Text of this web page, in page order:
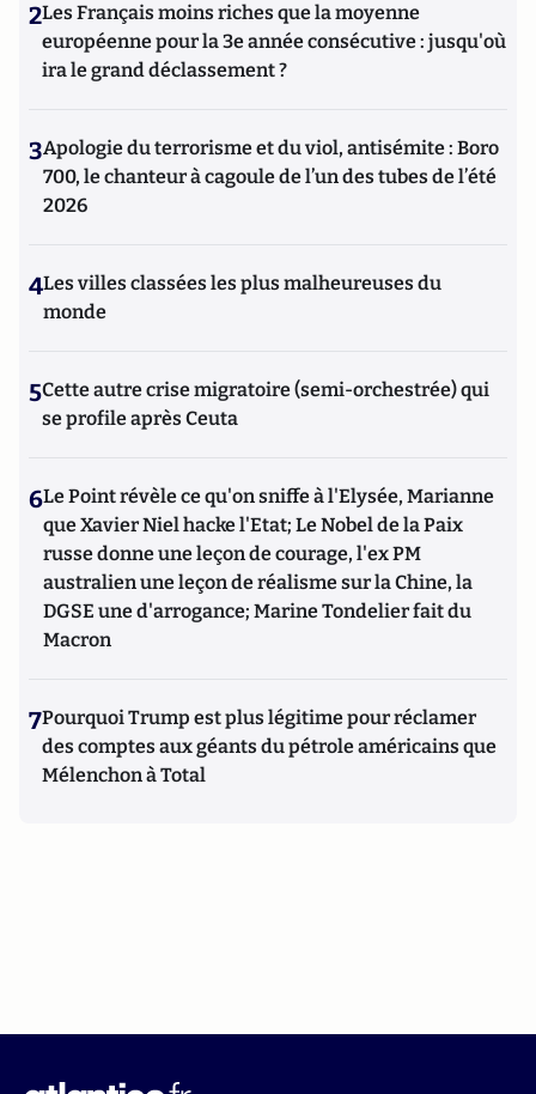
2Les Français moins riches que la moyenne
européenne pour la 3e année consécutive : jusqu'où
ira le grand déclassement ?
3Apologie du terrorisme et du viol, antisémite : Boro
700, le chanteur à cagoule de l’un des tubes de l’été
2026
4Les villes classées les plus malheureuses du
monde
5Cette autre crise migratoire (semi-orchestrée) qui
se profile après Ceuta
6Le Point révèle ce qu'on sniffe à l'Elysée, Marianne
que Xavier Niel hacke l'Etat; Le Nobel de la Paix
russe donne une leçon de courage, l'ex PM
australien une leçon de réalisme sur la Chine, la
DGSE une d'arrogance; Marine Tondelier fait du
Macron
7Pourquoi Trump est plus légitime pour réclamer
des comptes aux géants du pétrole américains que
Mélenchon à Total